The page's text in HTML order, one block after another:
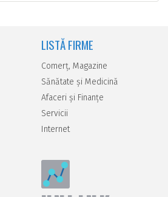
LISTĂ FIRME
Comerţ, Magazine
Sănătate şi Medicină
Afaceri şi Finanţe
Servicii
Internet